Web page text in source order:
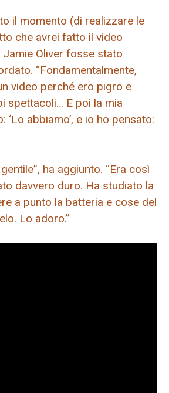
il momento (di realizzare le
che avrei fatto il video
Oliver fosse stato
“Fondamentalmente,
video perché ero pigro e
spettacoli… E poi la mia
‘Lo abbiamo’, e io ho pensato:
ha aggiunto. “Era così
davvero duro. Ha studiato la
a punto la batteria e cose del
Lo adoro.”